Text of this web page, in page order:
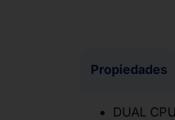
Propiedades
DUAL